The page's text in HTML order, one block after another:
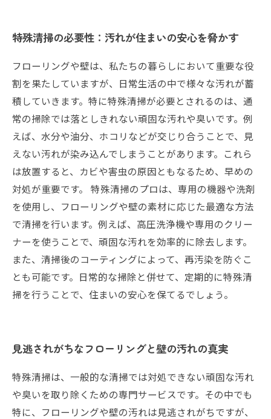
特殊清掃がもたらす安心感：成功事例紹介
快適な暮らしのために：特殊清掃を活用するス
テップ
特殊清掃の必要性：汚れが住まいの安心を脅かす
フローリングや壁は、私たちの暮らしにおいて重要な役
割を果たしていますが、日常生活の中で様々な汚れが蓄
積していきます。特に特殊清掃が必要とされるのは、通
常の掃除では落としきれない頑固な汚れや臭いです。例
えば、水分や油分、ホコリなどが交じり合うことで、見
えない汚れが染み込んでしまうことがあります。これら
は放置すると、カビや害虫の原因ともなるため、早めの
対処が重要です。 特殊清掃のプロは、専用の機器や洗剤
を使用し、フローリングや壁の素材に応じた最適な方法
で清掃を行います。例えば、高圧洗浄機や専用のクリー
ナーを使うことで、頑固な汚れを効率的に除去します。
また、清掃後のコーティングによって、再汚染を防ぐこ
とも可能です。日常的な掃除と併せて、定期的に特殊清
掃を行うことで、住まいの安心を保てるでしょう。
見逃されがちなフローリングと壁の汚れの真実
特殊清掃は、一般的な清掃では対処できない頑固な汚れ
や臭いを取り除くための専門サービスです。その中でも
特に、フローリングや壁の汚れは見逃されがちですが、